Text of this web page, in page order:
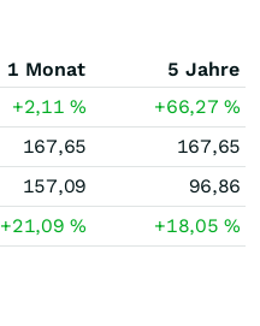
1 Monat
5 Jahre
+2,11% +66,27%
167,65
167,65
157,09
96,86
+21,09% +18,05%